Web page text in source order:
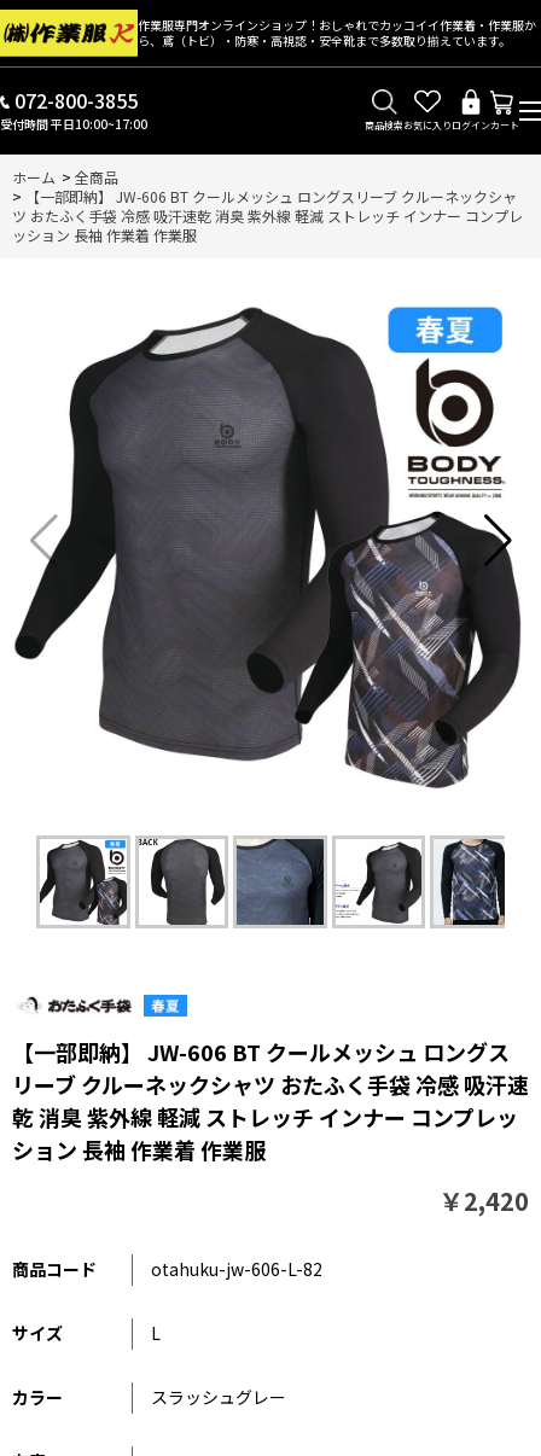
作業服専門オンラインショップ！おしゃれでカッコイイ作業着・作業服か
ら、鳶（トビ）・防寒・高視認・安全靴まで多数取り揃えています。
072-800-3855
受付時間 平日10:00~17:00 商品検索お気に入りログインカート
ホーム > 全商品
>
【一部即納】 JW-606 BT クールメッシュ ロングスリーブ クルーネックシャ
ツ おたふく手袋 冷感 吸汗速乾 消臭 紫外線 軽減 ストレッチ インナー コンプレ
ッション 長袖 作業着 作業服
【一部即納】 JW-606 BT クールメッシュ ロングス
リーブ クルーネックシャツ おたふく手袋 冷感 吸汗速
乾 消臭 紫外線 軽減 ストレッチ インナー コンプレッ
ション 長袖 作業着 作業服
￥2,420
商品コード otahuku-jw-606-L-82
サイズ L
カラー スラッシュグレー